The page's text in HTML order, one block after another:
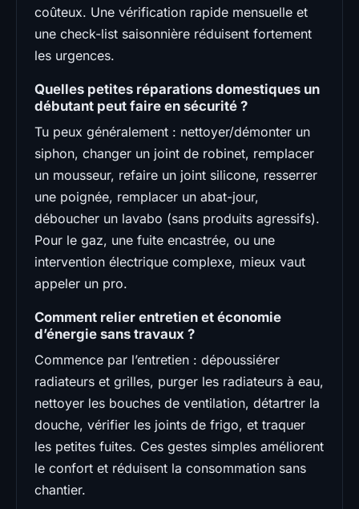
coûteux. Une vérification rapide mensuelle et
une check-list saisonnière réduisent fortement
les urgences.
Quelles petites réparations domestiques un
débutant peut faire en sécurité ?
Tu peux généralement : nettoyer/démonter un
siphon, changer un joint de robinet, remplacer
un mousseur, refaire un joint silicone, resserrer
une poignée, remplacer un abat-jour,
déboucher un lavabo (sans produits agressifs).
Pour le gaz, une fuite encastrée, ou une
intervention électrique complexe, mieux vaut
appeler un pro.
Comment relier entretien et économie
d’énergie sans travaux ?
Commence par l’entretien : dépoussiérer
radiateurs et grilles, purger les radiateurs à eau,
nettoyer les bouches de ventilation, détartrer la
douche, vérifier les joints de frigo, et traquer
les petites fuites. Ces gestes simples améliorent
le confort et réduisent la consommation sans
chantier.